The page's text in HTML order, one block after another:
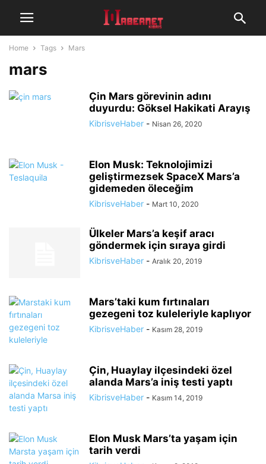
Home Tags Mars
mars
Çin Mars görevinin adını
duyurdu: Göksel Hakikati Arayış
KibrisveHaber - Nisan 26, 2020
Elon Musk: Teknolojimizi
geliştirmezsek SpaceX Mars’a
gidemeden öleceğim
KibrisveHaber - Mart 10, 2020
Ülkeler Mars’a keşif aracı
göndermek için sıraya girdi
KibrisveHaber - Aralık 20, 2019
Mars’taki kum fırtınaları
gezegeni toz kuleleriyle kaplıyor
KibrisveHaber - Kasım 28, 2019
Çin, Huaylay ilçesindeki özel
alanda Mars’a iniş testi yaptı
KibrisveHaber - Kasım 14, 2019
Elon Musk Mars’ta yaşam için
tarih verdi